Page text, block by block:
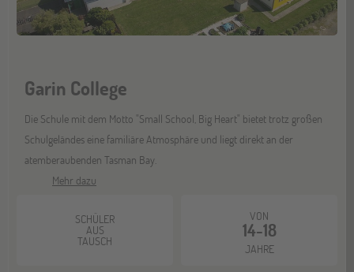
26
SEP
Düsseldorf
Jugendbildungsmesse JuBi
26
SEP
Mannheim
Jugendbildungsmesse JuBi
30 ONLINE
Garin College
Die Schule mit dem Motto "Small School, Big Heart" bietet trotz großen
Schulgeländes eine familiäre Atmosphäre und liegt direkt an der
atemberaubenden Tasman Bay.
Mehr dazu
SCHÜLER
AUS
TAUSCH
VON
14-18
JAHRE